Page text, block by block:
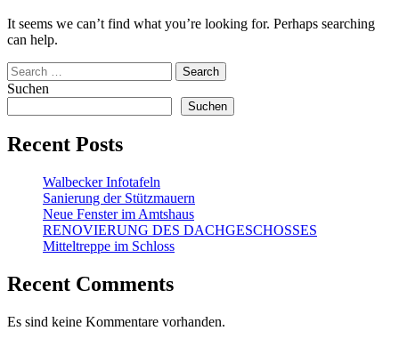
It seems we can’t find what you’re looking for. Perhaps searching
can help.
Suchen
Suchen
Recent Posts
Walbecker Infotafeln
Sanierung der Stützmauern
Neue Fenster im Amtshaus
RENOVIERUNG DES DACHGESCHOSSES
Mitteltreppe im Schloss
Recent Comments
Es sind keine Kommentare vorhanden.